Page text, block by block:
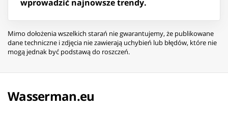
wprowadzić najnowsze trendy.
Mimo dołożenia wszelkich starań nie gwarantujemy, że publikowane
dane techniczne i zdjęcia nie zawierają uchybień lub błędów, które nie
mogą jednak być podstawą do roszczeń.
Wasserman.eu